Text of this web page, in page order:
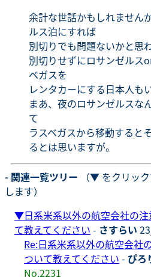
余計な世話かもしれません
ルス泊にすれば
別切りでも問題ないかと思わ
別切りせずにロサンゼルス
ベガスを
レンタカーにする日本人も
まあ、夜のロサンゼルスな
て
ラスベガスから移動すると
るとは思いますが。
- 関連一覧ツリー （▼ をクリッ
します）
▼日系米系以外の航空会社の
て教えてください - さすらい
Re:日系米系以外の航空会社
ついて教えてください - ぴろ
No.2231